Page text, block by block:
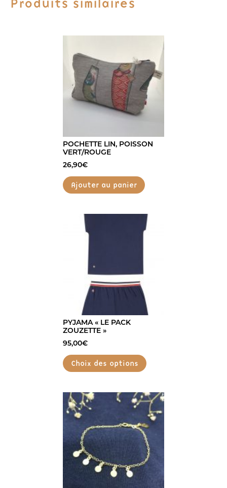
POCHETTE LIN, POISSON
VERT/ROUGE
26,90€
Ajouter au panier
PYJAMA « LE PACK
ZOUZETTE »
95,00€
Choix des options
plusieurs
variations.
Les
options
peuvent